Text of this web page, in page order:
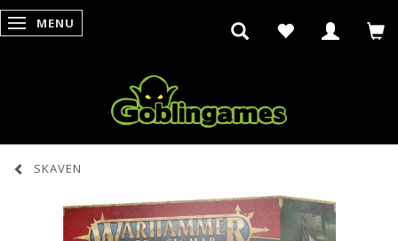
SKIFTE NAVIGATION
MENU
SKAVEN